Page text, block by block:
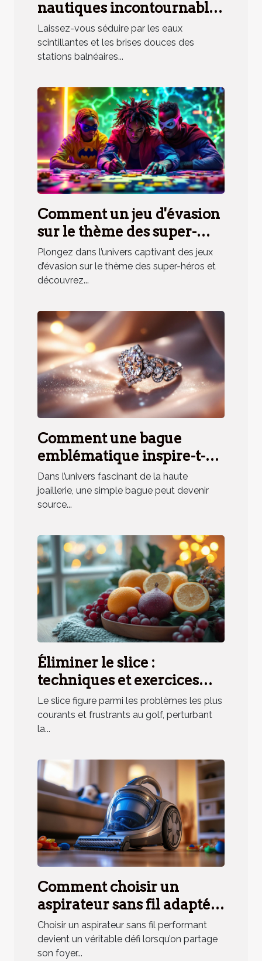
nautiques incontournables
en station balnéaire
méridionale
Laissez-vous séduire par les eaux
scintillantes et les brises douces des
stations balnéaires...
Comment un jeu d'évasion
sur le thème des super-
héros renforce la cohésion
d'équipe ?
Plongez dans l’univers captivant des jeux
d’évasion sur le thème des super-héros et
découvrez...
Comment une bague
emblématique inspire-t-
elle un parfum unique ?
Dans l’univers fascinant de la haute
joaillerie, une simple bague peut devenir
source...
Éliminer le slice :
techniques et exercices
pratiques
Le slice figure parmi les problèmes les plus
courants et frustrants au golf, perturbant
la...
Comment choisir un
aspirateur sans fil adapté
aux besoins des ménages
avec animaux ?
Choisir un aspirateur sans fil performant
devient un véritable défi lorsqu’on partage
son foyer...